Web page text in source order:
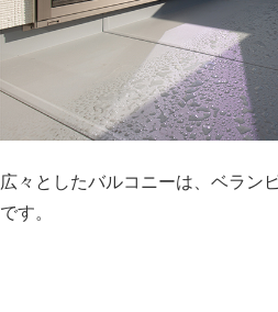
広々としたバルコニーは、ベラン
です。